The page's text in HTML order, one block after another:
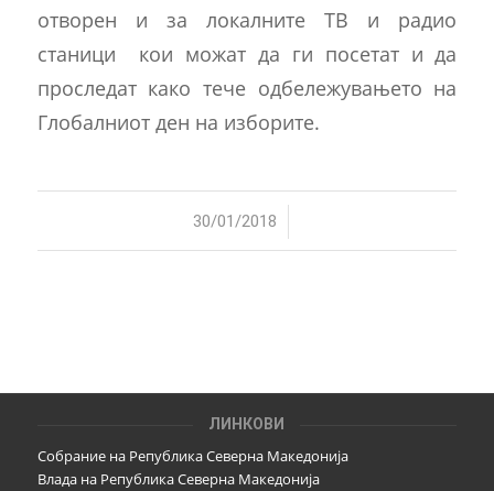
отворен и за локалните ТВ и радио
станици кои можат да ги посетат и да
проследат како тече одбележувањето на
Глобалниот ден на изборите.
30/01/2018
/
ЛИНКОВИ
Собрание на Република Северна Македонија
Влада на Република Северна Македонија